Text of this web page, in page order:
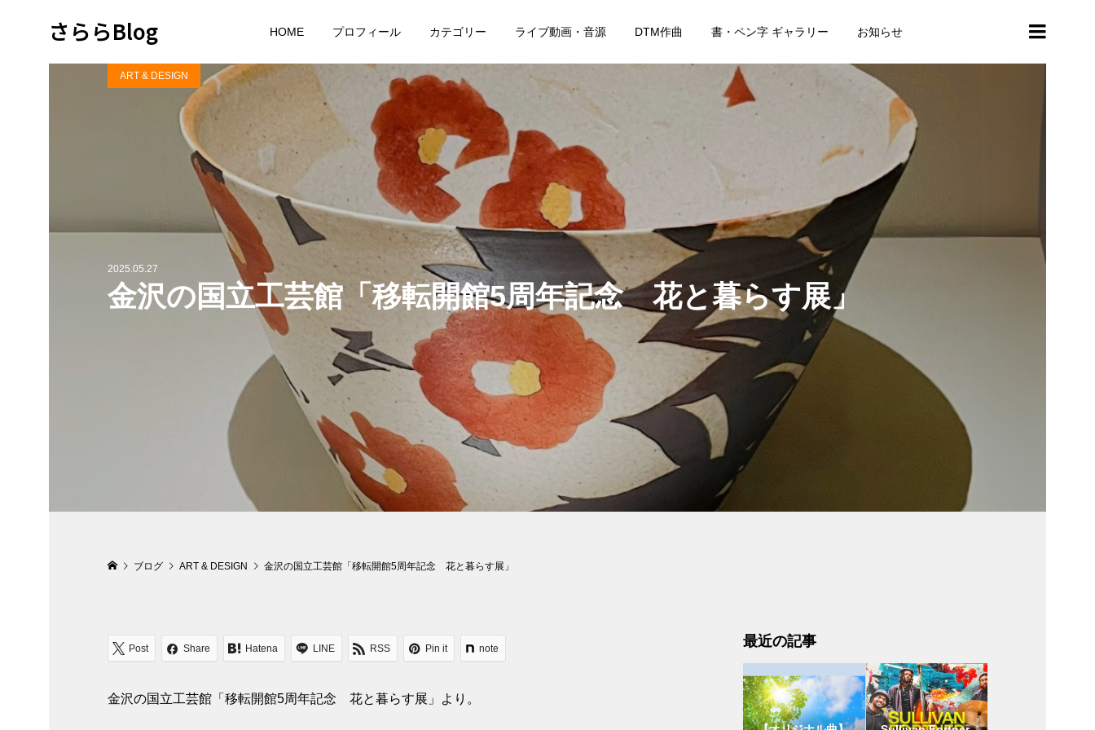
さららBlog HOME プロフィール カテゴリー ライブ動画・音源 DTM作曲 書・ペン字 ギャラリー お知らせ
2025.05.27
金沢の国立工芸館「移転開館5周年記念 花と暮らす展」
ART & DESIGN
ブログ ART & DESIGN 金沢の国立工芸館「移転開館5周年記念 花と暮らす展」
Post Share Hatena LINE RSS Pin it note
金沢の国立工芸館「移転開館5周年記念 花と暮らす展」より。
最近の記事